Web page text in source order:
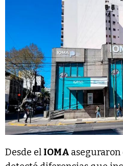
Desde el IOMA